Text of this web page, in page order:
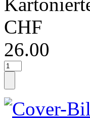
CHF
26.00